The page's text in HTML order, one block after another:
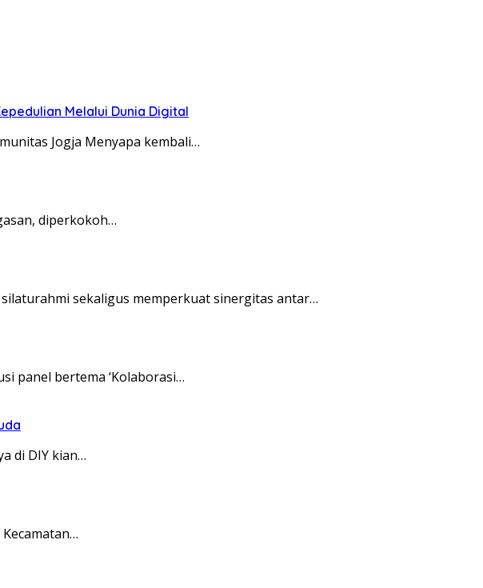
Melalui Dunia Digital
Jogja Menyapa kembali…
diperkokoh…
sekaligus memperkuat sinergitas antar…
panel bertema ‘Kolaborasi…
di DIY kian…